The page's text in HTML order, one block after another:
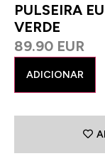
PULSEIRA
VERDE
89.90 EUR
ADICIONAR